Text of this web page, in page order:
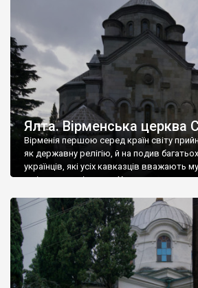
А потім було Хрещення Русі. На честь
Ялта. Вірменська церква
Вірменія першою серед країн світу
як державну релігію, й на подив
українців, які усіх кавказців вважають
є відданими вірянами Христа